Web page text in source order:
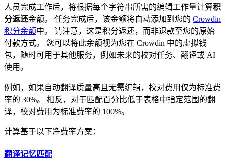
人员完成工作后，将根据每个字符串所需的编辑工作量计算积
分返还金额。 任务完成后，该金额将自动添加到您的 Crowdin
积分余额中。 请注意，这是积分返还，而非退款至您的原始
付款方式。 您可以将此余额视为您在 Crowdin 中的虚拟钱
包，随时可用于其他服务，例如未来的校对任务、翻译或 AI
使用。
例如，如果自动翻译质量高且无需编辑，校对费用仅为标准费
率的 30%。 相反，对于匹配百分比低于表格中指定范围的翻
译，校对费用为标准费率的 100%。
计算基于以下净费率方案：
翻译记忆匹配